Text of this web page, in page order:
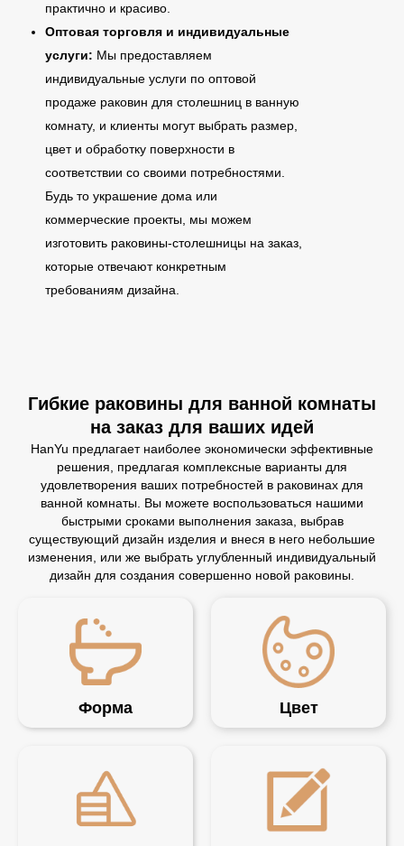
практично и красиво.
Оптовая торговля и индивидуальные
услуги: Мы предоставляем
индивидуальные услуги по оптовой
продаже раковин для столешниц в ванную
комнату, и клиенты могут выбрать размер,
цвет и обработку поверхности в
соответствии со своими потребностями.
Будь то украшение дома или
коммерческие проекты, мы можем
изготовить раковины-столешницы на заказ,
которые отвечают конкретным
требованиям дизайна.
Гибкие раковины для ванной комнаты
на заказ для ваших идей
HanYu предлагает наиболее экономически эффективные
решения, предлагая комплексные варианты для
удовлетворения ваших потребностей в раковинах для
ванной комнаты. Вы можете воспользоваться нашими
быстрыми сроками выполнения заказа, выбрав
существующий дизайн изделия и внеся в него небольшие
изменения, или же выбрать углубленный индивидуальный
дизайн для создания совершенно новой раковины.
Форма Цвет